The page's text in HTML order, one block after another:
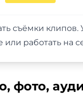
съёмки клипов.
работать на
фото,